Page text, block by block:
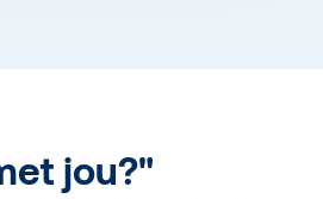
jou?"